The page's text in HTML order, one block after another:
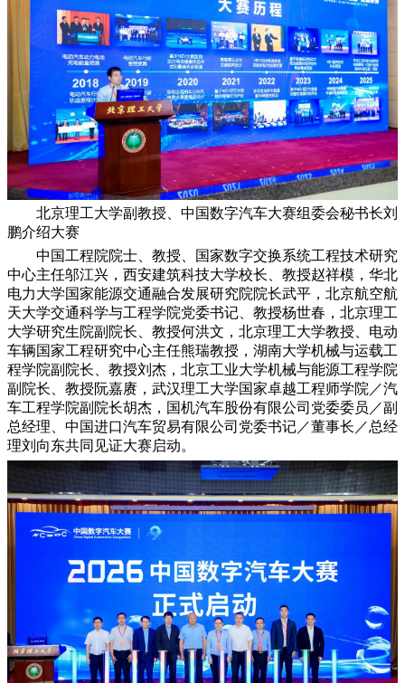
北京理工大学副教授、中国数字汽车大赛组委会秘书长刘
鹏介绍大赛
中国工程院院士、教授、国家数字交换系统工程技术研究
中心主任邬江兴，西安建筑科技大学校长、教授赵祥模，华北
电力大学国家能源交通融合发展研究院院长武平，北京航空航
天大学交通科学与工程学院党委书记、教授杨世春，北京理工
大学研究生院副院长、教授何洪文，北京理工大学教授、电动
车辆国家工程研究中心主任熊瑞教授，湖南大学机械与运载工
程学院副院长、教授刘杰，北京工业大学机械与能源工程学院
副院长、教授阮嘉赓，武汉理工大学国家卓越工程师学院／汽
车工程学院副院长胡杰，国机汽车股份有限公司党委委员／副
总经理、中国进口汽车贸易有限公司党委书记／董事长／总经
理刘向东共同见证大赛启动。